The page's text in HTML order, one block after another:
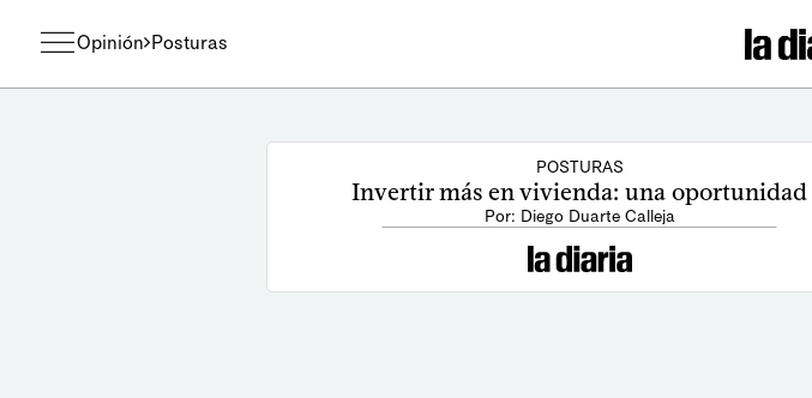
Opinión Posturas
POSTURAS
Invertir más en vivienda: una oportunidad
Por: Diego Duarte Calleja